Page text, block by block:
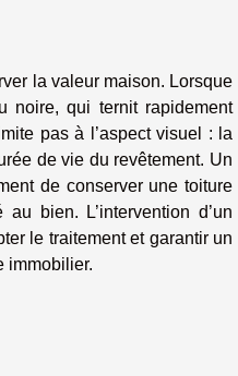
la valeur maison. Lorsque
noire, qui ternit rapidement
pas à l’aspect visuel : la
de vie du revêtement. Un
de conserver une toiture
bien. L’intervention d’un
le traitement et garantir un
immobilier.